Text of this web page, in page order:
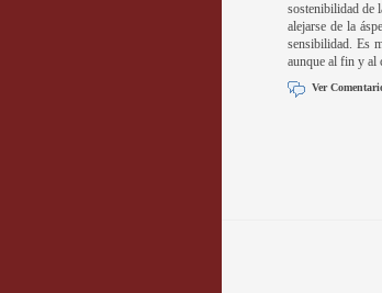
sostenibilidad de
alejarse de la
sensibilidad. Es
aunque al fin y al
Ver